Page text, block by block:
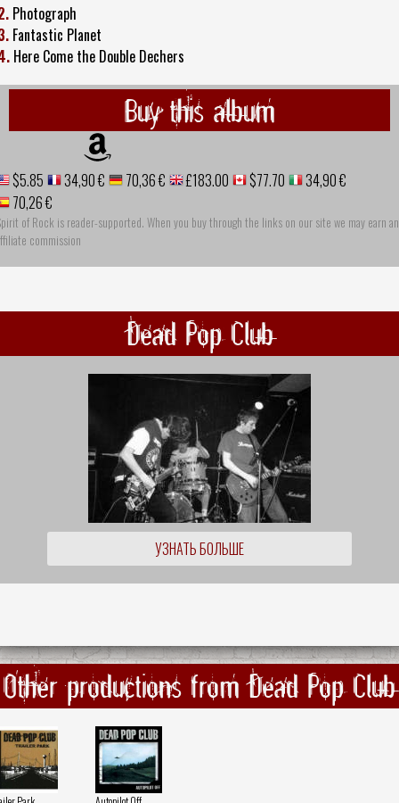
Photograph
Fantastic Planet
Here Come the Double Dechers
Buy this album
$5.85 34,90 € 70,36 € £183.00 $77.70
34,90 €
70,26 €
of Rock is reader-supported. When you buy through the links on our site we may earn an
commission
Dead Pop Club
УЗНАТЬ БОЛЬШЕ
Other productions from Dead Pop Club